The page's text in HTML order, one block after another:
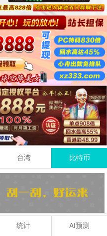
台湾 比特币
2 + 7 3 12
号码
统计 AI预测